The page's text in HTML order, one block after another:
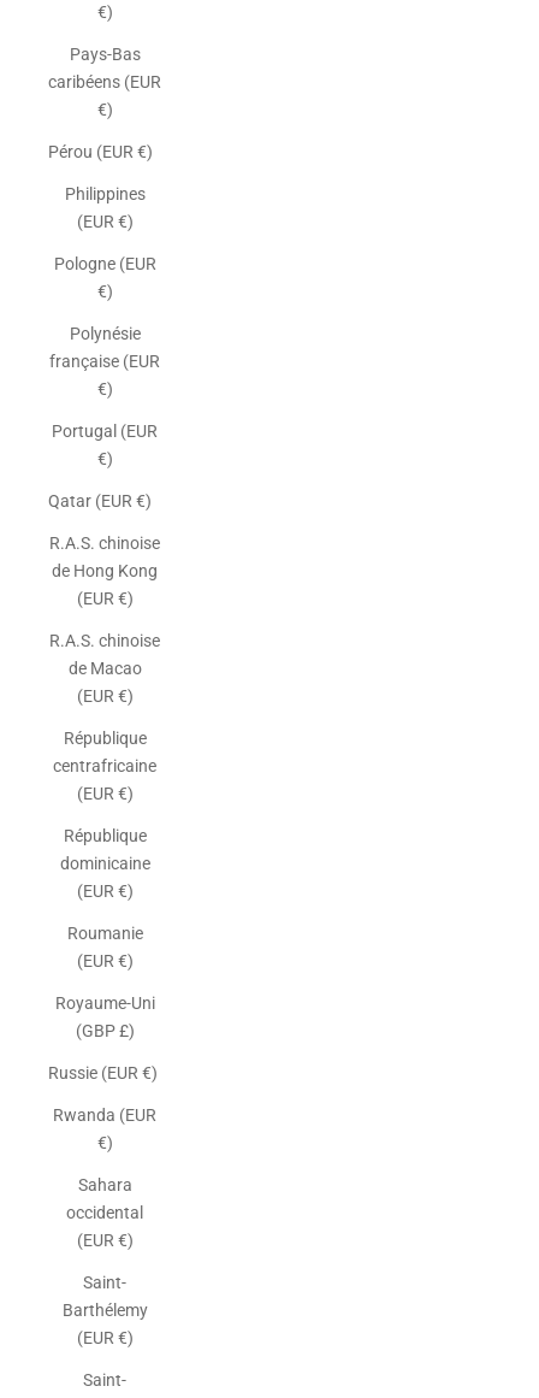
€)
Pays-Bas
caribéens (EUR
€)
Pérou (EUR €)
Philippines
(EUR €)
Pologne (EUR
€)
Polynésie
française (EUR
€)
Portugal (EUR
€)
Qatar (EUR €)
R.A.S. chinoise
de Hong Kong
(EUR €)
R.A.S. chinoise
de Macao
(EUR €)
République
centrafricaine
(EUR €)
République
dominicaine
(EUR €)
Roumanie
(EUR €)
Royaume-Uni
(GBP £)
Russie (EUR €)
Rwanda (EUR
€)
Sahara
occidental
(EUR €)
Saint-
Barthélemy
(EUR €)
Saint-